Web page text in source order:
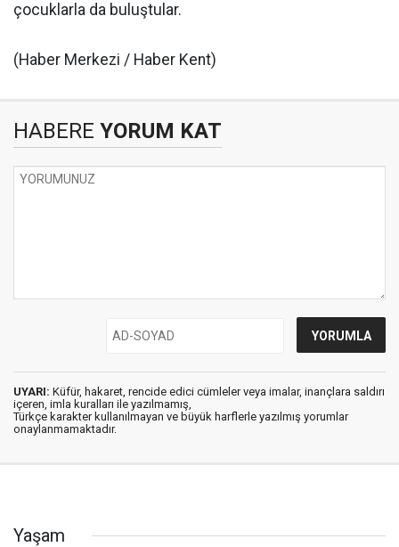
çocuklarla da buluştular.
(Haber Merkezi / Haber Kent)
HABERE YORUM KAT
UYARI: Küfür, hakaret, rencide edici cümleler veya imalar, inançlara saldırı
içeren, imla kuralları ile yazılmamış,
Türkçe karakter kullanılmayan ve büyük harflerle yazılmış yorumlar
onaylanmamaktadır.
Yaşam